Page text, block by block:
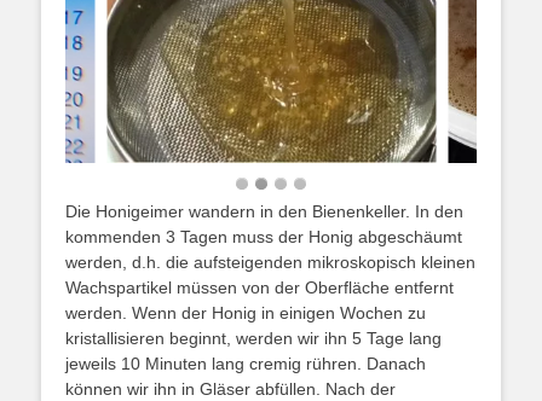
Die Honigeimer wandern in den Bienenkeller. In den
kommenden 3 Tagen muss der Honig abgeschäumt
werden, d.h. die aufsteigenden mikroskopisch kleinen
Wachspartikel müssen von der Oberfläche entfernt
werden. Wenn der Honig in einigen Wochen zu
kristallisieren beginnt, werden wir ihn 5 Tage lang
jeweils 10 Minuten lang cremig rühren. Danach
können wir ihn in Gläser abfüllen. Nach der